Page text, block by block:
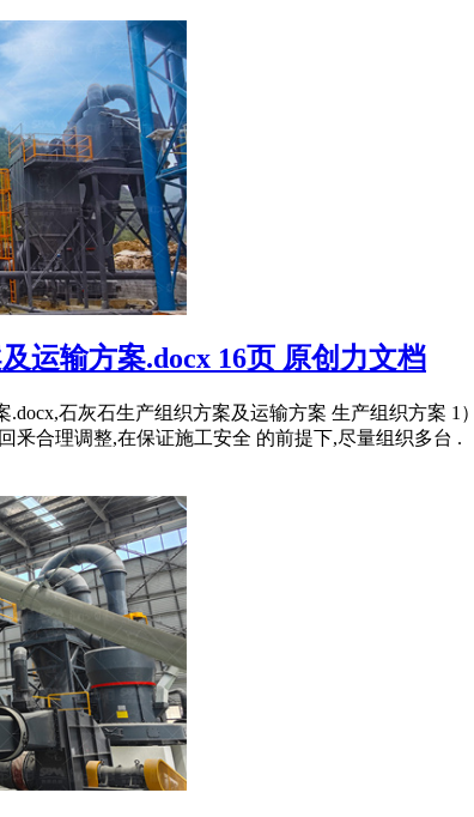
运输方案.docx 16页 原创力文档
.docx,石灰石生产组织方案及运输方案 生产组织方案
釆合理调整,在保证施工安全 的前提下,尽量组织多台 .